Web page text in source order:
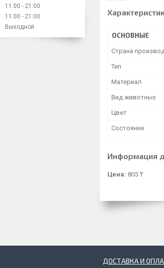
ОСНОВНЫЕ
Страна
Тип
Материал
Вид животных
Цвет
Состояние
Информация
Цена: 805 ₸
11:00
21:00
11:00
21:00
Выходной
ДОСТАВКА И